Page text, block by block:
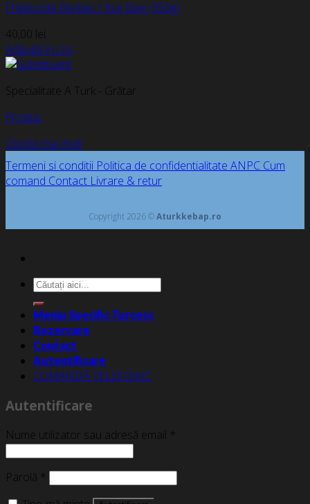
Frigărui de Berbec / Kuș Bași (350g)
40,00 lei
Adaugă în coș
Specialitate A Turk - Grătar
Produs
Citește mai mult
Termeni si conditii Politica de confidentialitate ANPC Cum
comand Contact Livrare & retur
Copyright 2026 ©Aturkkebap.ro
Caută
după:
Meniu Specific Turcesc
Rezervare
Contact
Autentificare
COMANDĂ TELEFONIC
Autentificare
Nume utilizator sau adresă email *
Parolă *